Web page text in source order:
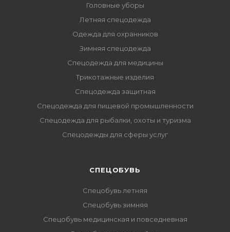
Головные уборы
Летняя спецодежда
Одежда для охранников
Зимняя спецодежда
Спецодежда для медицины
Трикотажные изделия
Спецодежда защитная
Спецодежда для пищевой промышленности
Спецодежда для рыбалки, охоты и туризма
Спецодежды для сферы услуг
CПЕЦОБУВЬ
Спецобувь летняя
Спецобувь зимняя
Спецобувь медицинская и повседневная